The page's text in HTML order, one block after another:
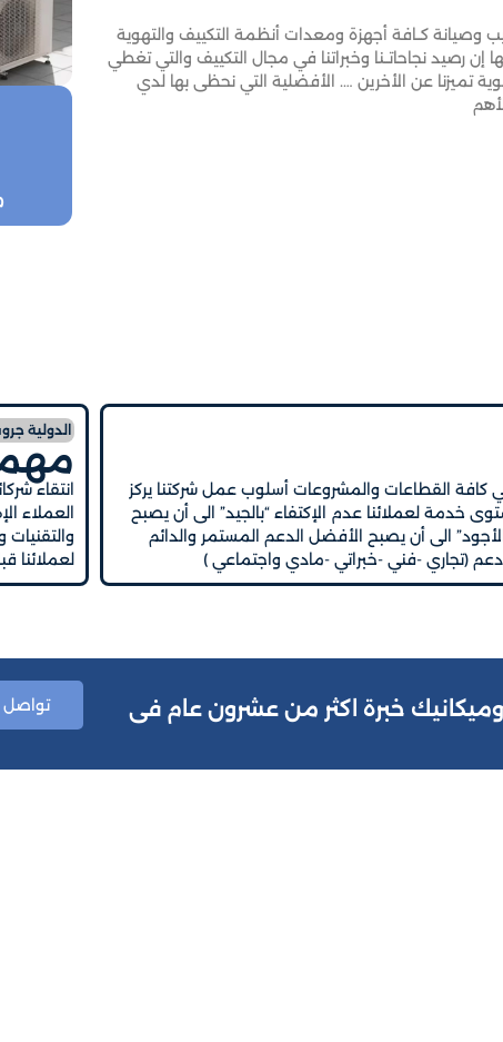
كــافة أجهزة ومعدات أنظمة التكييف والتهوية
إن رصيد نجاحاتــنا وخبراتنا في مجال التكييف والتي تغطي
تميزنا عن الأخرين …. الأفضلية التي نحظى بها لدي
كافة القطاعات والمشروعات أسلوب عمل شركتنا يركز
خدمة لعملائنا عدم الإكتفاء “بالجيد” الى أن يصبح
الى أن يصبح الأفضل الدعم المستمر والدائم
دعم (تجاري -فني -خبراتي -مادي واجتماعي )
الدولية
انتقاء
العملاء
لعملائنا
خبرة اكثر من عشرون عام فى
تواصل